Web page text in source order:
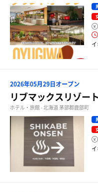
2026年05月29日オープン
リブマックスリゾー
ホテル・旅館 - 北海道 茅部郡鹿部町